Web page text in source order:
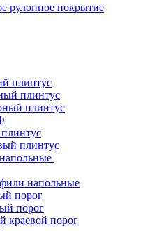
рулонное покрытие
плинтус
плинтус
плинтус
плинтус
напольные
порог
порог
краевой порог